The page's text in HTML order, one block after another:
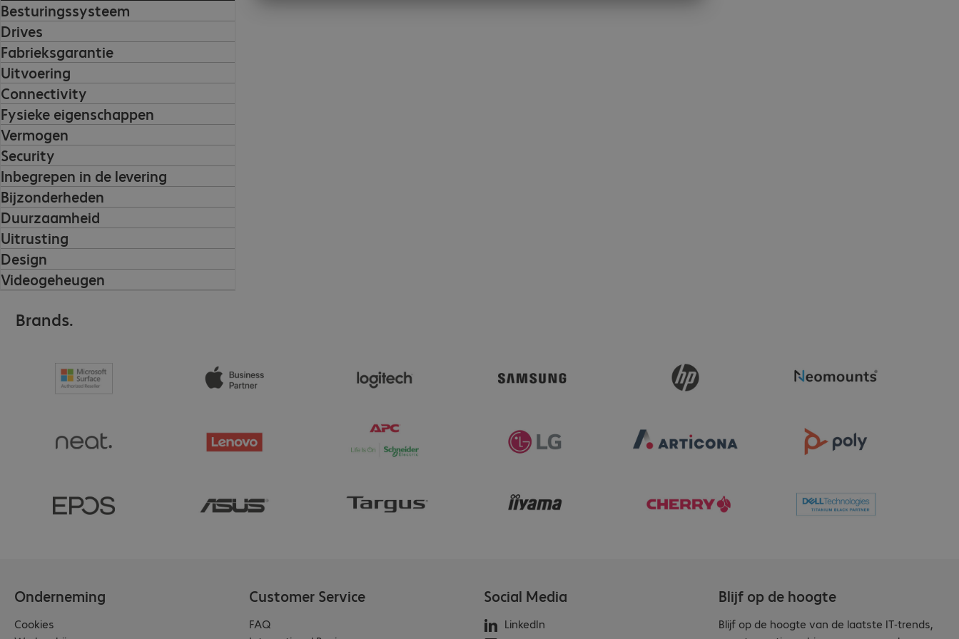
Besturingssysteem
Drives
Fabrieksgarantie
Uitvoering
Connectivity
Fysieke eigenschappen
Vermogen
Security
Inbegrepen in de levering
Bijzonderheden
Duurzaamheid
Uitrusting
Design
Videogeheugen
Brands.
Onderneming
Cookies
Customer Service
FAQ
Social Media
LinkedIn
Blijf op de hoogte
Blijf op de hoogte van de laatste IT-trends,